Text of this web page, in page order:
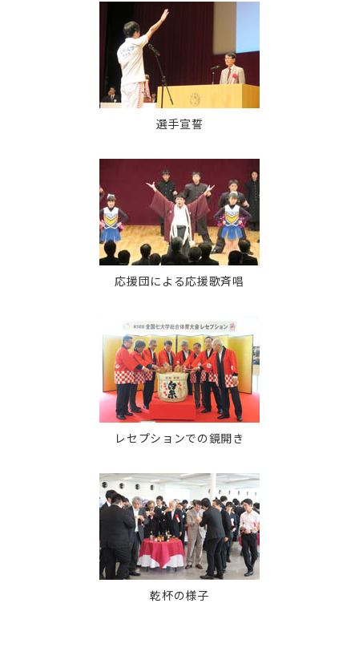
選手宣誓
応援団による応援歌斉唱
レセプションでの鏡開き
乾杯の様子